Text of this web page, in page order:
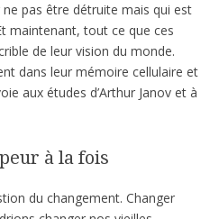
pas être détruite mais qui est
maintenant, tout ce que ces
de leur vision du monde.
dans leur mémoire cellulaire et
aux études d’Arthur Janov et à
à la fois
du changement. Changer